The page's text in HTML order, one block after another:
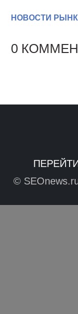
НОВОСТИ
0
©